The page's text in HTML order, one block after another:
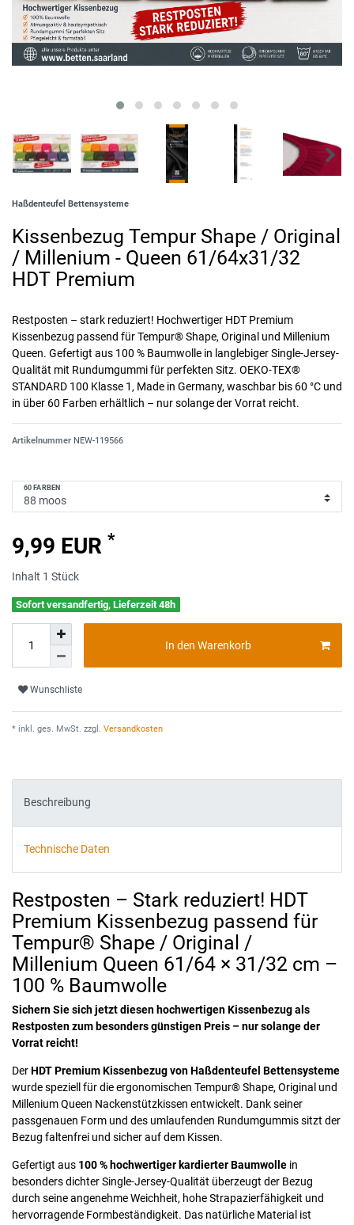
Haßdenteufel Bettensysteme
Kissenbezug Tempur Shape / Original
/ Millenium - Queen 61/64x31/32
HDT Premium
Restposten – stark reduziert! Hochwertiger HDT Premium
Kissenbezug passend für Tempur® Shape, Original und Millenium
Queen. Gefertigt aus 100 % Baumwolle in langlebiger Single-Jersey-
Qualität mit Rundumgummi für perfekten Sitz. OEKO-TEX®
STANDARD 100 Klasse 1, Made in Germany, waschbar bis 60 °C und
in über 60 Farben erhältlich – nur solange der Vorrat reicht.
Artikelnummer NEW-119566
60 FARBEN
9,99 EUR *
Inhalt 1 Stück
Sofort versandfertig, Lieferzeit 48h
In den Warenkorb
Wunschliste
* inkl. ges. MwSt. zzgl. Versandkosten
Beschreibung
Technische Daten
Restposten – Stark reduziert! HDT
Premium Kissenbezug passend für
Tempur® Shape / Original /
Millenium Queen 61/64 × 31/32 cm –
100 % Baumwolle
Sichern Sie sich jetzt diesen hochwertigen Kissenbezug als
Restposten zum besonders günstigen Preis – nur solange der
Vorrat reicht!
DerHDT Premium Kissenbezug von Haßdenteufel Bettensysteme
wurde speziell für die ergonomischen Tempur® Shape, Original und
Millenium Queen Nackenstützkissen entwickelt. Dank seiner
passgenauen Form und des umlaufenden Rundumgummis sitzt der
Bezug faltenfrei und sicher auf dem Kissen.
Gefertigt aus 100 % hochwertiger kardierter Baumwolle in
besonders dichter Single-Jersey-Qualität überzeugt der Bezug
durch seine angenehme Weichheit, hohe Strapazierfähigkeit und
hervorragende Formbeständigkeit. Das natürliche Material ist